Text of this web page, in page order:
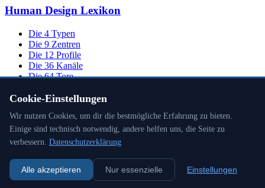
Human Design Lexikon
Die 4 Typen
Die 9 Zentren
Die 12 Profile
Die 36 Kanäle
Die 64 Tore
Innere Autorität
Die Planeten
Inkarnationskreuz-Tore
© 2026 | XANION - Human Design Netzwerk | developed by
Cookie-Einstellungen
Wir nutzen Cookies, um dir die bestmögliche Erfahrung zu bieten.
Einige sind technisch notwendig, andere helfen uns, die Seite zu
verbessern. Datenschutzerklärung
Alle akzeptieren Nur essenzielle Einstellungen